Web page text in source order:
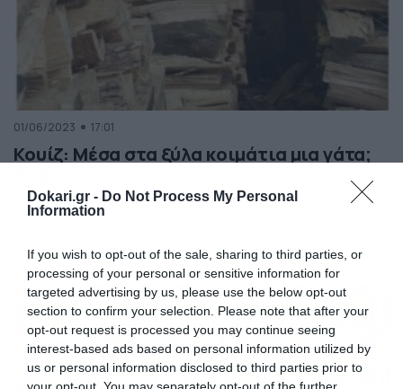
Dokari.gr - Do Not Process My Personal
Information
If you wish to opt-out of the sale, sharing to third parties, or
processing of your personal or sensitive information for
targeted advertising by us, please use the below opt-out
section to confirm your selection. Please note that after your
opt-out request is processed you may continue seeing
interest-based ads based on personal information utilized by
us or personal information disclosed to third parties prior to
your opt-out. You may separately opt-out of the further
01/06/2023 17:01
Κουίζ: Μέσα στα ξύλα κοιμάτια μια γάτα;
Μπορείτε να βρείτε τη γάτα που βρίσκεται ξαπλωμένη…
κάπου στα ξύλα; Κάντε την προσπάθεια να την
δυνατότητα να δείτε την απάντηση σε νέα ανάρτησή
μας.